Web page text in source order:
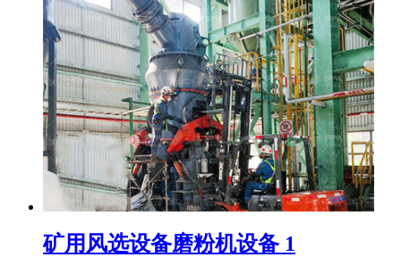
矿用风选设备磨粉机设备 1